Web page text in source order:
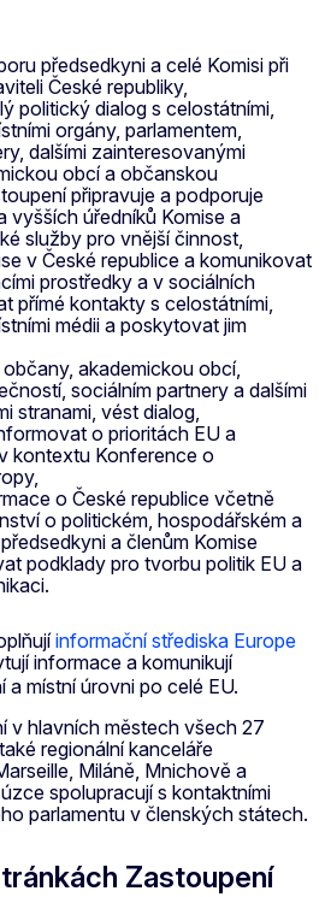
předsedkyni a celé Komisi při
České republiky,
politický dialog s celostátními,
orgány, parlamentem,
dalšími zainteresovanými
obcí a občanskou
připravuje a podporuje
vyšších úředníků Komise a
služby pro vnější činnost,
v České republice a komunikovat
prostředky a v sociálních
přímé kontakty s celostátními,
médii a poskytovat jim
akademickou obcí,
sociálním partnery a dalšími
stranami, vést dialog,
o prioritách EU a
kontextu Konference o
o České republice včetně
o politickém, hospodářském a
a členům Komise
podklady pro tvorbu politik EU a
informační střediska Europe
informace a komunikují
a místní úrovni po celé EU.
v hlavních městech všech 27
regionální kanceláře
Miláně, Mnichově a
spolupracují s kontaktními
parlamentu v členských státech.
Zastoupení